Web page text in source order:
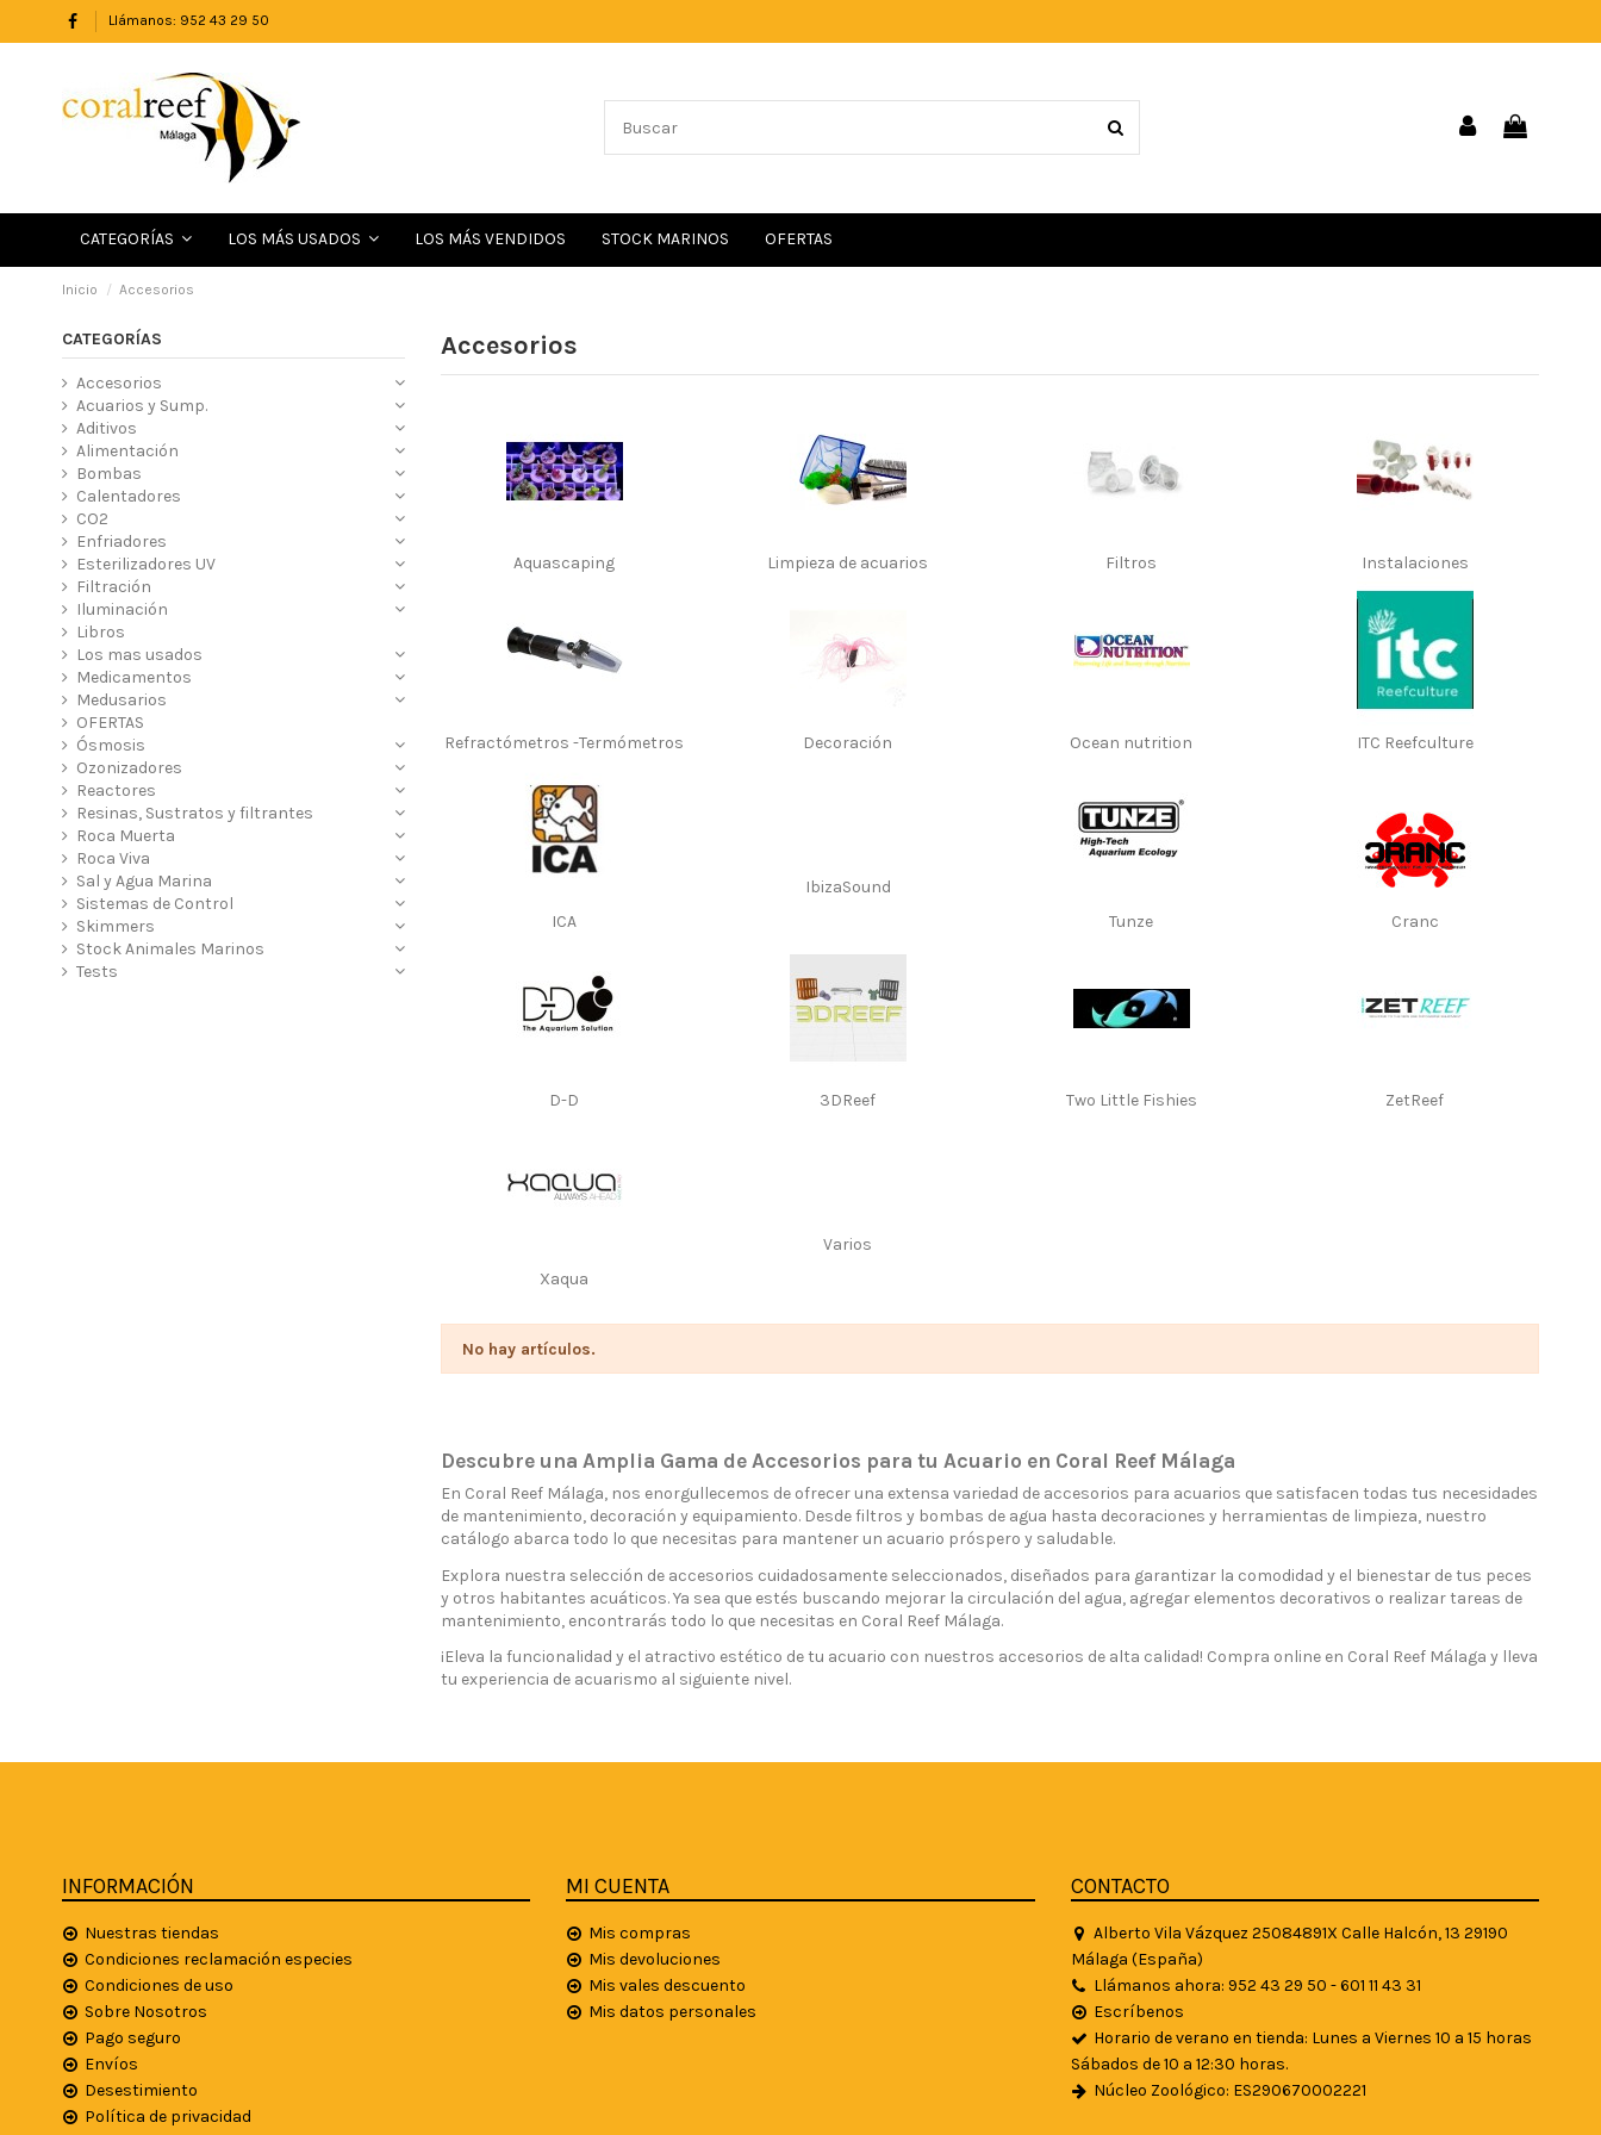
Llámanos: 952 43 29 50
CATEGORÍAS LOS MÁS USADOS LOS MÁS VENDIDOS STOCK MARINOS OFERTAS
Inicio Accesorios
Accesorios
Aquascaping Limpieza de acuarios Filtros Instalaciones
Refractómetros -Termómetros Decoración Ocean nutrition ITC Reefculture
ICA
IbizaSound
Tunze
Cranc
D-D 3DReef Two Little Fishies ZetReef
Xaqua
Varios
No hay artículos.
Descubre una Amplia Gama de Accesorios para tu Acuario en Coral Reef Málaga
En Coral Reef Málaga, nos enorgullecemos de ofrecer una extensa variedad de accesorios para acuarios que satisfacen todas tus necesidades
de mantenimiento, decoración y equipamiento. Desde filtros y bombas de agua hasta decoraciones y herramientas de limpieza, nuestro
catálogo abarca todo lo que necesitas para mantener un acuario próspero y saludable.
Explora nuestra selección de accesorios cuidadosamente seleccionados, diseñados para garantizar la comodidad y el bienestar de tus peces
y otros habitantes acuáticos. Ya sea que estés buscando mejorar la circulación del agua, agregar elementos decorativos o realizar tareas de
mantenimiento, encontrarás todo lo que necesitas en Coral Reef Málaga.
¡Eleva la funcionalidad y el atractivo estético de tu acuario con nuestros accesorios de alta calidad! Compra online en Coral Reef Málaga y lleva
tu experiencia de acuarismo al siguiente nivel.
CATEGORÍAS
Accesorios
Acuarios y Sump.
Aditivos
Alimentación
Bombas
Calentadores
CO2
Enfriadores
Esterilizadores UV
Filtración
Iluminación
Libros
Los mas usados
Medicamentos
Medusarios
OFERTAS
Ósmosis
Ozonizadores
Reactores
Resinas, Sustratos y filtrantes
Roca Muerta
Roca Viva
Sal y Agua Marina
Sistemas de Control
Skimmers
Stock Animales Marinos
Tests
INFORMACIÓN
Nuestras tiendas
Condiciones reclamación especies
Condiciones de uso
Sobre Nosotros
Pago seguro
Envíos
Desestimiento
Política de privacidad
MI CUENTA
Mis compras
Mis devoluciones
Mis vales descuento
Mis datos personales
CONTACTO
Alberto Vila Vázquez 25084891X Calle Halcón, 13 29190
Málaga (España)
Llámanos ahora: 952 43 29 50 - 601 11 43 31
Escríbenos
Horario de verano en tienda: Lunes a Viernes 10 a 15 horas
Sábados de 10 a 12:30 horas.
Núcleo Zoológico: ES290670002221